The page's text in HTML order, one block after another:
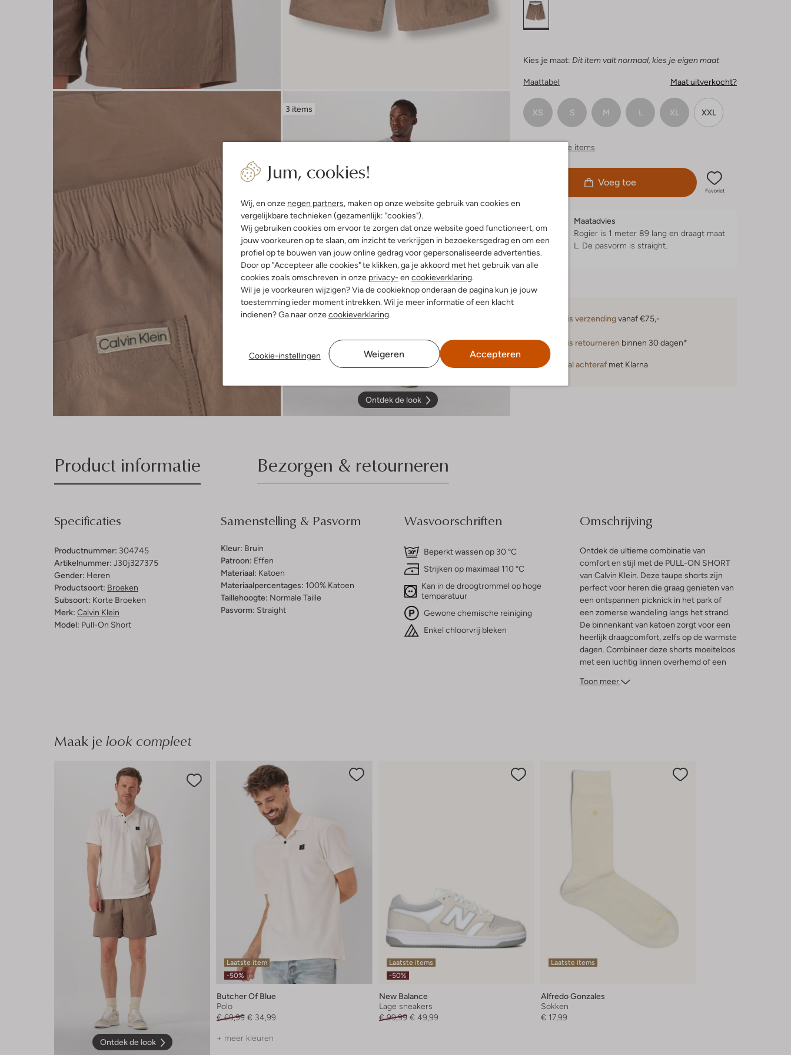
Jum, cookies!
Wij, en onze negen partners, maken op onze website gebruik van cookies en
vergelijkbare technieken (gezamenlijk: "cookies").
Wij gebruiken cookies om ervoor te zorgen dat onze website goed functioneert, om
jouw voorkeuren op te slaan, om inzicht te verkrijgen in bezoekersgedrag en om een
profiel op te bouwen van jouw online gedrag voor gepersonaliseerde advertenties.
Door op "Accepteer alle cookies" te klikken, ga je akkoord met het gebruik van alle
cookies zoals omschreven in onze privacy- en cookieverklaring.
Wil je je voorkeuren wijzigen? Via de cookieknop onderaan de pagina kun je jouw
toestemming ieder moment intrekken. Wil je meer informatie of een klacht
indienen? Ga naar onzecookieverklaring.
Cookie-instellingen Weigeren Accepteren
3 items
Ontdek de look
Kies je maat: Dit item valt normaal, kies je eigen maat
Maattabel Maat uitverkocht?
XS S M L XL XXL
Vergelijkbare items
Voeg toe
Favoriet
Maatadvies
Rogier is 1 meter 89 lang en draagt maat
L. De pasvorm is straight.
Gratis verzendingvanaf €75,-
Gratis retourneren binnen 30 dagen*
Betaal achteraf met Klarna
Product informatie Bezorgen & retourneren
Specificaties
Productnummer: 304745
Artikelnummer: J30j327375
Gender: Heren
Productsoort: Broeken
Subsoort: Korte Broeken
Merk: Calvin Klein
Model: Pull-On Short
Samenstelling & Pasvorm
Kleur: Bruin
Patroon: Effen
Materiaal: Katoen
Materiaalpercentages: 100% Katoen
Taillehoogte: Normale Taille
Pasvorm: Straight
Wasvoorschriften
Beperkt wassen op 30 °C
Strijken op maximaal 110 °C
Kan in de droogtrommel op hoge
temparatuur
Gewone chemische reiniging
Enkel chloorvrij bleken
Omschrijving
Ontdek de ultieme combinatie van
comfort en stijl met de PULL-ON SHORT
van Calvin Klein. Deze taupe shorts zijn
perfect voor heren die graag genieten van
een ontspannen picknick in het park of
een zomerse wandeling langs het strand.
De binnenkant van katoen zorgt voor een
heerlijk draagcomfort, zelfs op de warmste
dagen. Combineer deze shorts moeiteloos
met een luchtig linnen overhemd of een
zomerlook. Of je nu de stad verkent of
Toon meer
Maak je look compleet
Ontdek de look
Laatste item
-50%
Butcher Of Blue
Polo
€ 69,99 € 34,99
+ meer kleuren
Laatste items
-50%
New Balance
Lage sneakers
€ 99,99 € 49,99
Laatste items
Alfredo Gonzales
Sokken
€ 17,99